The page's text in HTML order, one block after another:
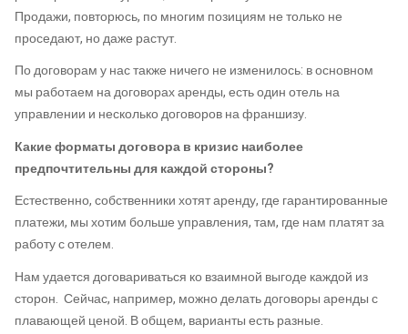
Продажи, повторюсь, по многим позициям не только не
проседают, но даже растут.
По договорам у нас также ничего не изменилось: в основном
мы работаем на договорах аренды, есть один отель на
управлении и несколько договоров на франшизу.
Какие форматы договора в кризис наиболее
предпочтительны для каждой стороны?
Естественно, собственники хотят аренду, где гарантированные
платежи, мы хотим больше управления, там, где нам платят за
работу с отелем.
Нам удается договариваться ко взаимной выгоде каждой из
сторон. Сейчас, например, можно делать договоры аренды с
плавающей ценой. В общем, варианты есть разные.